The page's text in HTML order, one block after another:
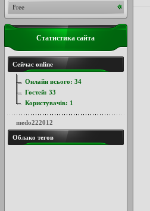
Free
Статистика сайта
Сейчас online
Онлайн всього: 34
Гостей: 33
Користувачів: 1
medo222012
Облако тегов